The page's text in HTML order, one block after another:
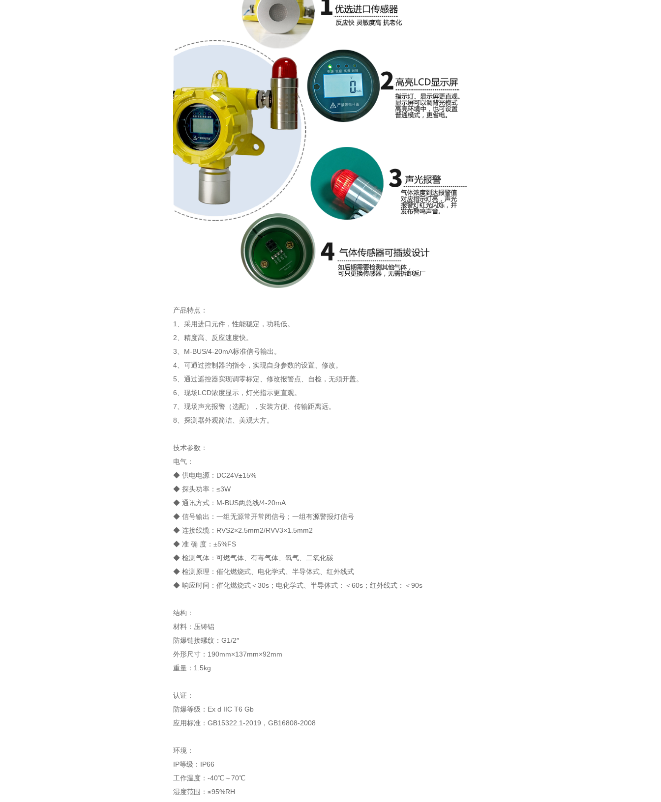
产品特点：
1、采用进口元件，性能稳定，功耗低。
2、精度高、反应速度快。
3、M-BUS/4-20mA标准信号输出。
4、可通过控制器的指令，实现自身参数的设置、修改。
5、通过遥控器实现调零标定、修改报警点、自检，无须开盖。
6、现场LCD浓度显示，灯光指示更直观。
7、现场声光报警（选配），安装方便、传输距离远。
8、探测器外观简洁、美观大方。
技术参数：
电气：
◆ 供电电源：DC24V±15%
◆ 探头功率：≤3W
◆ 通讯方式：M-BUS两总线/4-20mA
◆ 信号输出：一组无源常开常闭信号；一组有源警报灯信号
◆ 连接线缆：RVS2×2.5mm2/RVV3×1.5mm2
◆ 准 确 度：±5%FS
◆ 检测气体：可燃气体、有毒气体、氧气、二氧化碳
◆ 检测原理：催化燃烧式、电化学式、半导体式、红外线式
◆ 响应时间：催化燃烧式＜30s；电化学式、半导体式：＜60s；红外线式：＜90s
结构：
材料：压铸铝
防爆链接螺纹：G1/2″
外形尺寸：190mm×137mm×92mm
重量：1.5kg
认证：
防爆等级：Ex d IIC T6 Gb
应用标准：GB15322.1-2019，GB16808-2008
环境：
IP等级：IP66
工作温度：-40℃～70℃
湿度范围：≤95%RH